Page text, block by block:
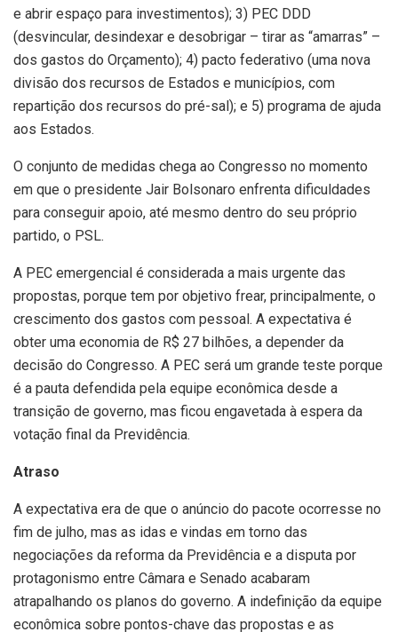
e abrir espaço para investimentos); 3) PEC DDD
(desvincular, desindexar e desobrigar – tirar as “amarras” –
dos gastos do Orçamento); 4) pacto federativo (uma nova
divisão dos recursos de Estados e municípios, com
repartição dos recursos do pré-sal); e 5) programa de ajuda
aos Estados.
O conjunto de medidas chega ao Congresso no momento
em que o presidente Jair Bolsonaro enfrenta dificuldades
para conseguir apoio, até mesmo dentro do seu próprio
partido, o PSL.
A PEC emergencial é considerada a mais urgente das
propostas, porque tem por objetivo frear, principalmente, o
crescimento dos gastos com pessoal. A expectativa é
obter uma economia de R$ 27 bilhões, a depender da
decisão do Congresso. A PEC será um grande teste porque
é a pauta defendida pela equipe econômica desde a
transição de governo, mas ficou engavetada à espera da
votação final da Previdência.
Atraso
A expectativa era de que o anúncio do pacote ocorresse no
fim de julho, mas as idas e vindas em torno das
negociações da reforma da Previdência e a disputa por
protagonismo entre Câmara e Senado acabaram
atrapalhando os planos do governo. A indefinição da equipe
econômica sobre pontos-chave das propostas e as